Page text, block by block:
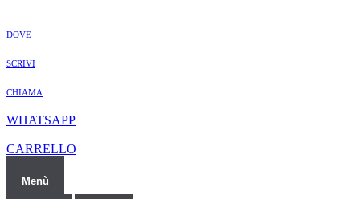
DOVE
SCRIVI
CHIAMA
WHATSAPP
CARRELLO
Menù